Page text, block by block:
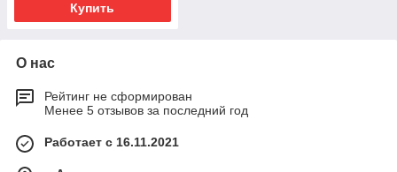
Купить
О нас
Рейтинг не сформирован
Менее 5 отзывов за последний год
Работает с 16.11.2021